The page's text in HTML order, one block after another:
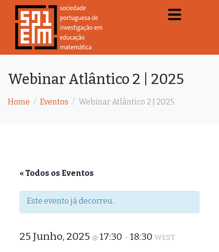
Webinar Atlântico 2 | 2025
Home Eventos Webinar Atlântico 2 | 2025
« Todos os Eventos
Este evento já decorreu.
25 Junho, 2025 @17:30 – 18:30 WEST